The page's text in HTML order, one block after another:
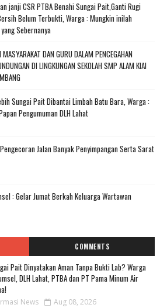
janji CSR PTBA Benahi Sungai Pait,Ganti Rugi
Belum Terbukti, Warga : Mungkin inilah
Sebernanya
MASYARAKAT DAN GURU DALAM PENCEGAHAN
DI LINGKUNGAN SEKOLAH SMP ALAM KIAI
Sungai Pait Dibantai Limbah Batu Bara, Warga :
Pengumuman DLH Lahat
Jalan Banyak Penyimpangan Serta Sarat
: Gelar Jumat Berkah Keluarga Wartawan
COMMENTS
Pait Dinyatakan Aman Tanpa Bukti Lab? Warga
DLH Lahat, PTBA dan PT Pama Minum Air
News Aug 08, 2026